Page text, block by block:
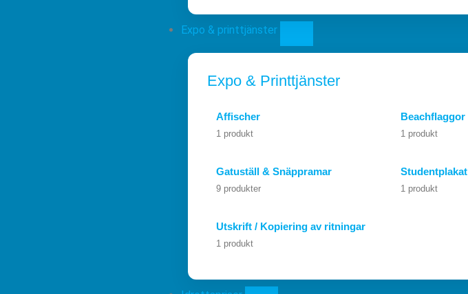
Expo & printtjänster
Expo & Printtjänster
Affischer
1 produkt
Beachflaggor
1 produkt
Gatuställ & Snäppramar
9 produkter
Studentplakat
1 produkt
Utskrift / Kopiering av ritningar
1 produkt